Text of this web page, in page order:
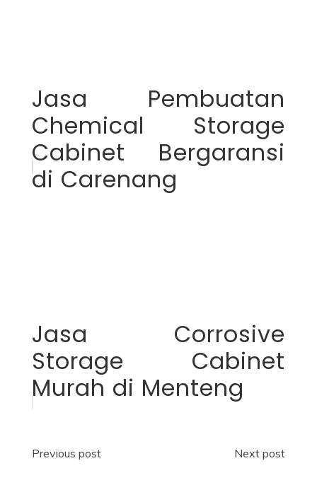
Jasa Pembuatan
Chemical Storage
Cabinet Bergaransi
di Carenang
Jasa Corrosive
Storage Cabinet
Murah di Menteng
Post
Previous post Next post